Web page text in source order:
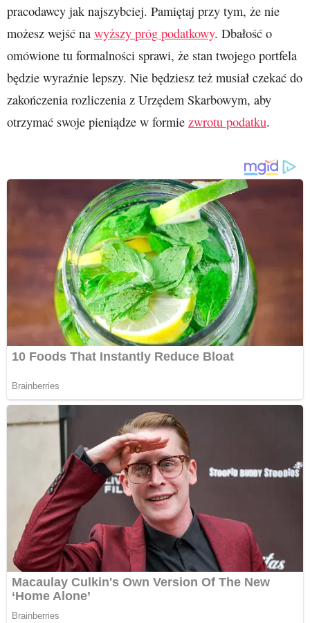
pracodawcy jak najszybciej. Pamiętaj przy tym, że nie
możesz wejść na wyższy próg podatkowy. Dbałość o
omówione tu formalności sprawi, że stan twojego portfela
będzie wyraźnie lepszy. Nie będziesz też musiał czekać do
zakończenia rozliczenia z Urzędem Skarbowym, aby
otrzymać swoje pieniądze w formie zwrotu podatku.